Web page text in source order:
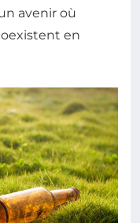
avenir où
en